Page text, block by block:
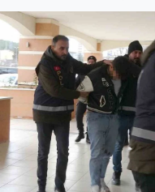
SAĞLIK
SİYASET
GÜNCEL
SPOR